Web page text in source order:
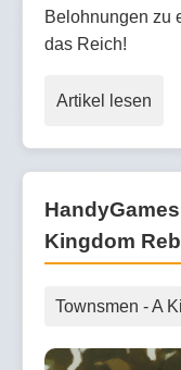
Belohnungen zu
das Reich!
Artikel lesen
Kingdom
Townsmen - A